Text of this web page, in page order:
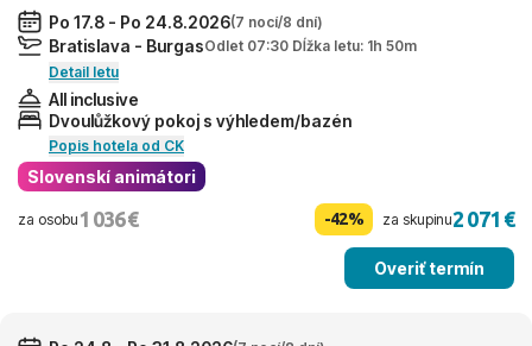
Po 17.8 - Po 24.8.2026(7 nocí/8 dní)
Bratislava - BurgasOdlet 07:30 Dĺžka letu: 1h 50m
Detail letu
All inclusive
Dvoulůžkový pokoj s výhledem/bazén
Popis hotela od CK
Slovenskí animátori
za osobu 1 036 € -42% za skupinu2 071 €
Overiť termín